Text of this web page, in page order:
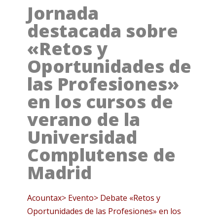
Jornada
destacada sobre
«Retos y
Oportunidades de
las Profesiones»
en los cursos de
verano de la
Universidad
Complutense de
Madrid
Acountax> Evento> Debate «Retos y
Oportunidades de las Profesiones» en los